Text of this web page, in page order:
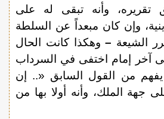
وأنه تبقى له على
وإن كان مبعداً عن السلطة
الشيعة –وهكذا كانت الحال
آخر إمام اختفى في السرداب
يفهم من القول السابق «.. إن
على جهة الملك، وأنه أولا بها من